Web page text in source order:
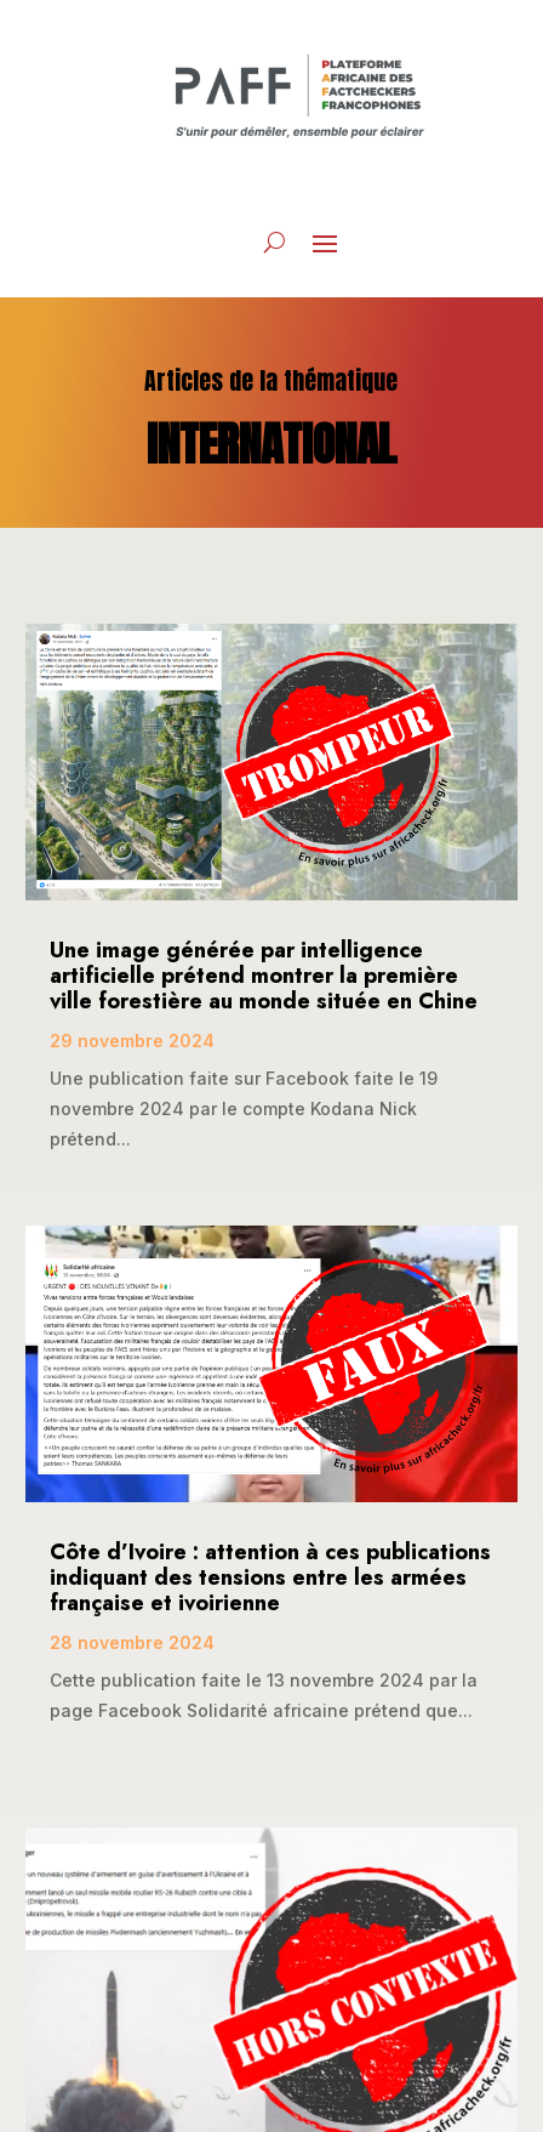
Articles de la thématique
INTERNATIONAL
Une image générée par intelligence
artificielle prétend montrer la première
ville forestière au monde située en Chine
29 novembre 2024
Une publication faite sur Facebook faite le 19
novembre 2024 par le compte Kodana Nick
prétend...
Côte d’Ivoire : attention à ces publications
indiquant des tensions entre les armées
française et ivoirienne
28 novembre 2024
Cette publication faite le 13 novembre 2024 par la
page Facebook Solidarité africaine prétend que...